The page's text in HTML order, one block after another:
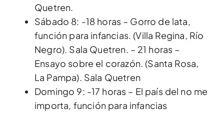
Quetren.
Sábado 8: -18 horas – Gorro de lata,
función para infancias. (Villa Regina, Río
Negro). Sala Quetren. – 21 horas –
Ensayo sobre el corazón. (Santa Rosa,
La Pampa). Sala Quetren
Domingo 9: -17 horas – El país del no me
importa, función para infancias